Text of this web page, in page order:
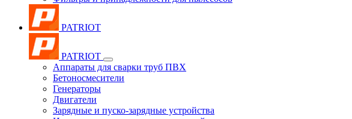
PATRIOT
PATRIOT
Аппараты для сварки труб ПВХ
Бетоносмесители
Генераторы
Двигатели
Зарядные и пуско-зарядные устройства